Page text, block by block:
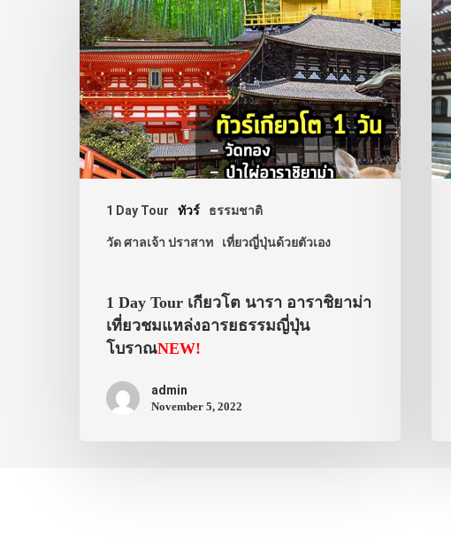
1 Day Tour ทัวร์ ธรรมชาติ
วัด ศาลเจ้า ปราสาท เที่ยวญี่ปุ่นด้วยตัวเอง
1 Day Tour เกียวโต นารา อาราชิยาม่า
เที่ยวชมแหล่งอารยธรรมญี่ปุ่น
โบราณNEW!
admin
November 5, 2022